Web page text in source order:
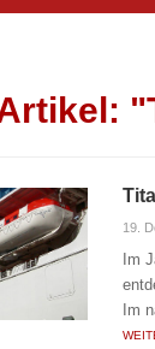
19.
Im
Im